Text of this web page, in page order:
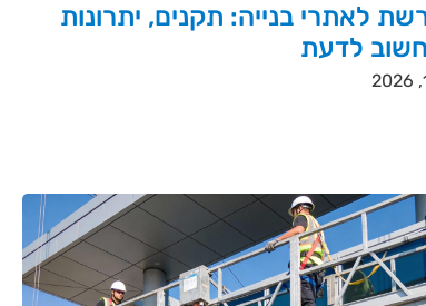
לאתרי בנייה: תקנים, יתרונות
לדעת